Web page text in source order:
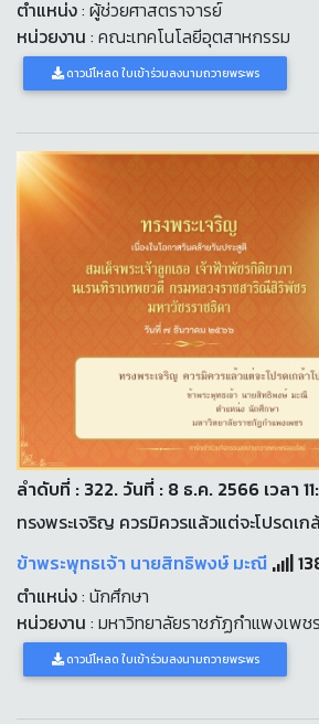
ตำแหน่ง: ผู้ช่วยศาสตราจารย์
หน่วยงาน : คณะเทคโนโลยีอุตสาหกรรม
ดาวน์โหลด ใบเข้าร่วมลงนามถวายพระพร
ลำดับที่ : 322. วันที่ : 8 ธ.ค. 2566 เวลา
ทรงพระเจริญ ควรมิควรแล้วแต่จะโปรดเก
ข้าพระพุทธเจ้า นายสิทธิพงษ์ มะณี
ตำแหน่ง: นักศึกษา
หน่วยงาน : มหาวิทยาลัยราชภัฏกำแพงเพชร
ดาวน์โหลด ใบเข้าร่วมลงนามถวายพระพร